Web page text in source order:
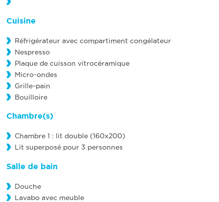
Cuisine
Réfrigérateur avec compartiment congélateur
Nespresso
Plaque de cuisson vitrocéramique
Micro-ondes
Grille-pain
Bouilloire
Chambre(s)
Chambre 1 : lit double (160x200)
Lit superposé pour 3 personnes
Salle de bain
Douche
Lavabo avec meuble